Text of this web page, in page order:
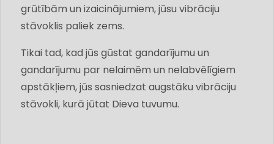
grūtībām un izaicinājumiem, jūsu vibrāciju
stāvoklis paliek zems.
Tikai tad, kad jūs gūstat gandarījumu un
gandarījumu par nelaimēm un nelabvēlīgiem
apstākļiem, jūs sasniedzat augstāku vibrāciju
stāvokli, kurā jūtat Dieva tuvumu.